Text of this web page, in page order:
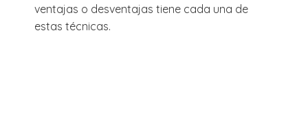
ventajas o desventajas tiene cada una de
estas técnicas.